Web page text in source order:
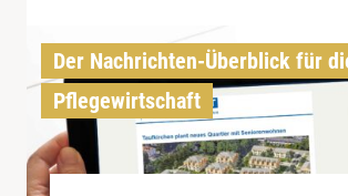
Der Nachrichten-Überblick für
Pflegewirtschaft